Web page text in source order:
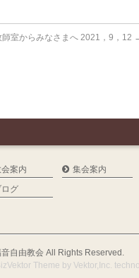
師室からみなさまへ 2021，9，12
案内 集会案内
ログ
自由教会 All Rights Reserved.
Theme by Vektor,Inc.